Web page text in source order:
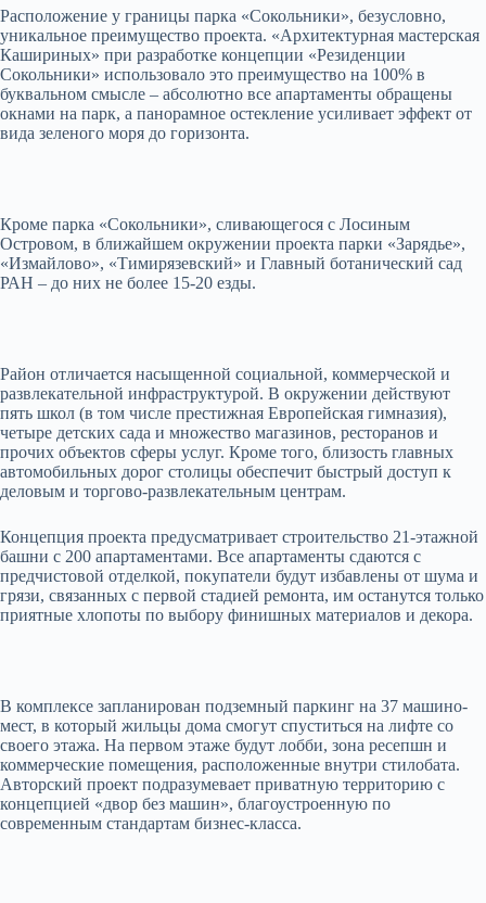
Расположение у границы парка «Сокольники», безусловно,
уникальное преимущество проекта. «Архитектурная мастерская
Кашириных» при разработке концепции «Резиденции
Сокольники» использовало это преимущество на 100% в
буквальном смысле – абсолютно все апартаменты обращены
окнами на парк, а панорамное остекление усиливает эффект от
вида зеленого моря до горизонта.
Кроме парка «Сокольники», сливающегося с Лосиным
Островом, в ближайшем окружении проекта парки «Зарядье»,
«Измайлово», «Тимирязевский» и Главный ботанический сад
РАН – до них не более 15-20 езды.
Район отличается насыщенной социальной, коммерческой и
развлекательной инфраструктурой. В окружении действуют
пять школ (в том числе престижная Европейская гимназия),
четыре детских сада и множество магазинов, ресторанов и
прочих объектов сферы услуг. Кроме того, близость главных
автомобильных дорог столицы обеспечит быстрый доступ к
деловым и торгово-развлекательным центрам.
Концепция проекта предусматривает строительство 21-этажной
башни с 200 апартаментами. Все апартаменты сдаются с
предчистовой отделкой, покупатели будут избавлены от шума и
грязи, связанных с первой стадией ремонта, им останутся только
приятные хлопоты по выбору финишных материалов и декора.
В комплексе запланирован подземный паркинг на 37 машино-
мест, в который жильцы дома смогут спуститься на лифте со
своего этажа. На первом этаже будут лобби, зона ресепшн и
коммерческие помещения, расположенные внутри стилобата.
Авторский проект подразумевает приватную территорию с
концепцией «двор без машин», благоустроенную по
современным стандартам бизнес-класса.